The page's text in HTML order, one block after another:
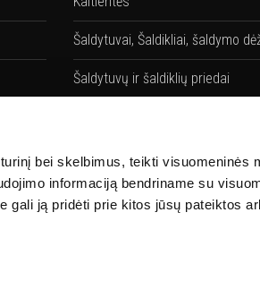
bei skelbimus, teikti visuomeninės
informaciją bendriname su
gali ją pridėti prie kitos jūsų pateiktos
Šaldytuvai, Šaldikliai, šaldymo
Šaldytuvų ir šaldiklių priedai
Gartraukių priedai
Santechnika